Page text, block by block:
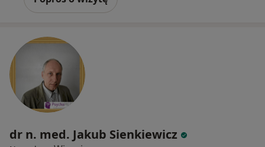
dr n. med. Jakub Sienkiewicz